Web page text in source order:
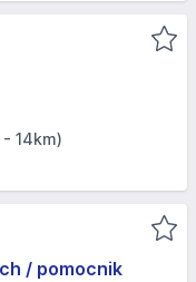
- 14km)
/ pomocnik